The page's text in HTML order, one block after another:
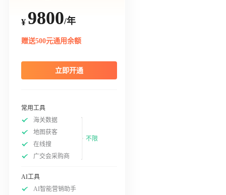
¥ 9800/年
赠送500元通用余额
立即开通
常用工具
海关数据
地图获客
在线搜
广交会采购商
不限
AI工具
AI智能营销助手